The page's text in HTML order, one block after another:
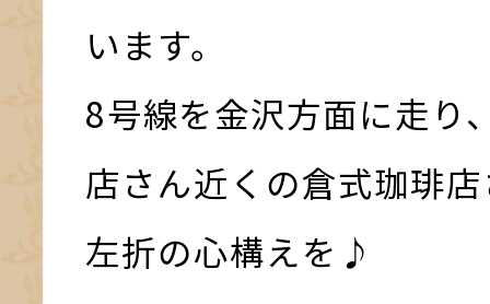
います。
8号線を金沢方面に走り
店さん近くの倉式珈琲
左折の心構えを♪